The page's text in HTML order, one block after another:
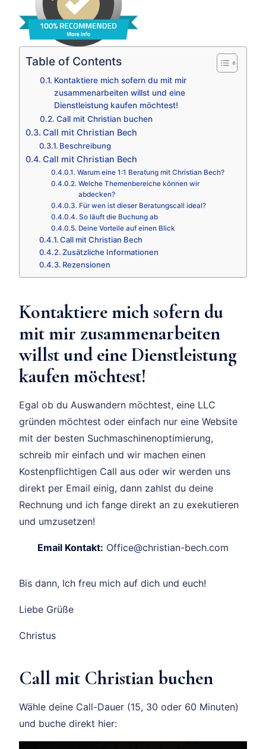
Table of Contents
Kontaktiere mich sofern du mit mir
zusammenarbeiten willst und eine
Dienstleistung kaufen möchtest!
Call mit Christian buchen
Call mit Christian Bech
Beschreibung
Call mit Christian Bech
Warum eine 1:1 Beratung mit Christian Bech?
Welche Themenbereiche können wir
abdecken?
Für wen ist dieser Beratungscall ideal?
So läuft die Buchung ab
Deine Vorteile auf einen Blick
Call mit Christian Bech
Zusätzliche Informationen
Rezensionen
Kontaktiere mich sofern du
mit mir zusammenarbeiten
willst und eine Dienstleistung
kaufen möchtest!
Egal ob du Auswandern möchtest, eine LLC
gründen möchtest oder einfach nur eine Website
mit der besten Suchmaschinenoptimierung,
schreib mir einfach und wir machen einen
Kostenpflichtigen Call aus oder wir werden uns
direkt per Email einig, dann zahlst du deine
Rechnung und ich fange direkt an zu exekutieren
und umzusetzen!
Email Kontakt: Office@christian-bech.com
Bis dann, Ich freu mich auf dich und euch!
Liebe Grüße
Christus
Call mit Christian buchen
Wähle deine Call-Dauer (15, 30 oder 60 Minuten)
und buche direkt hier: